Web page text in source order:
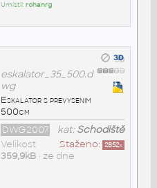
Umístil:rohanrg
eskalator_35_500.d
wg
Eskalator s prevysenim
500cm
kat:Schodiště
DWG2007
Staženo: 2852x
Velikost
359,9kB• ze dne